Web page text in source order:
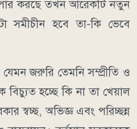
করছে তখন আরেকটি নতুন
সমীচীন হবে তা-কি ভেবে
জরুরি তেমনি সম্প্রীতি ও
বিচ্যুত হচ্ছে কি না তা খেয়াল
স্বচ্ছ, অভিজ্ঞ এবং পরিচ্ছন্ন